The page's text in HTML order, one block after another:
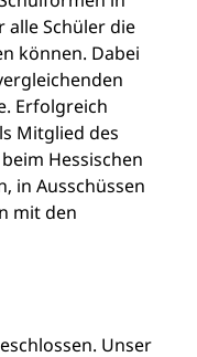
alle Schüler die
können. Dabei
Erfolgreich
Mitglied des
Hessischen
in Ausschüssen
mit den
Unser